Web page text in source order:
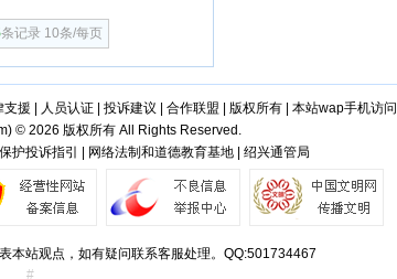
条记录 10条/每页
支援 人员认证| 投诉建议 合作联盟 版权所有| 本站wap手机访问
) © 2026 版权所有 All Rights Reserved.
护投诉指引 | 网络法制和道德教育基地 | 绍兴通管局
本站观点，如有疑问联系客服处理。QQ:501734467
#